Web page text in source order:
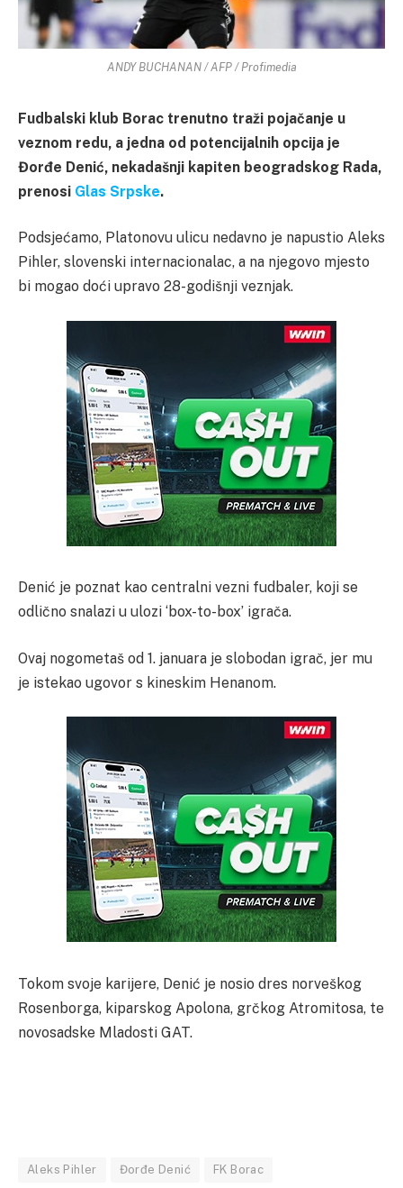
ANDY BUCHANAN / AFP / Profimedia
Fudbalski klub Borac trenutno traži pojačanje u
veznom redu, a jedna od potencijalnih opcija je
Đorđe Denić, nekadašnji kapiten beogradskog Rada,
prenosi Glas Srpske.
Podsjećamo, Platonovu ulicu nedavno je napustio Aleks
Pihler, slovenski internacionalac, a na njegovo mjesto
bi mogao doći upravo 28-godišnji veznjak.
Denić je poznat kao centralni vezni fudbaler, koji se
odlično snalazi u ulozi ‘box-to-box’ igrača.
Ovaj nogometaš od 1. januara je slobodan igrač, jer mu
je istekao ugovor s kineskim Henanom.
Tokom svoje karijere, Denić je nosio dres norveškog
Rosenborga, kiparskog Apolona, grčkog Atromitosa, te
novosadske Mladosti GAT.
Aleks Pihler Đorđe Denić FK Borac